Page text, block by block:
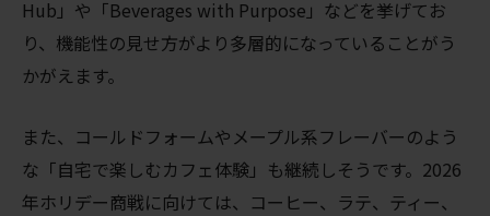
Hub」や「Beverages with Purpose」などを挙げてお
り、機能性の見せ方がより多層的になっていることがう
かがえます。
また、コールドフォームやメープル系フレーバーのよう
な「自宅で楽しむカフェ体験」も継続しそうです。2026
年ホリデー商戦に向けては、コーヒー、ラテ、ティー、